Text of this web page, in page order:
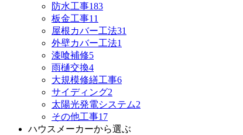
防水工事183
板金工事11
屋根カバー工法31
外壁カバー工法1
漆喰補修5
雨樋交換4
大規模修繕工事6
サイディング2
太陽光発電システム2
その他工事17
ハウスメーカーから選ぶ